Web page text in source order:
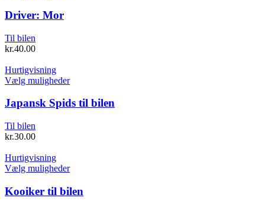
varesiden
Driver: Mor
Til bilen
kr.40.00
Hurtigvisning
Vælg mulighederDette
har
på
varesiden
Japansk Spids til bilen
Til bilen
kr.30.00
Hurtigvisning
Vælg mulighederDette
har
flere
Kooiker til bilen